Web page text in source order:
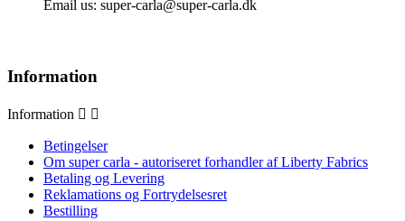
Email us: super-carla@super-carla.dk
Information
Information  
Betingelser
Om super carla - autoriseret forhandler af Liberty Fabrics
Betaling og Levering
Reklamations og Fortrydelsesret
Bestilling